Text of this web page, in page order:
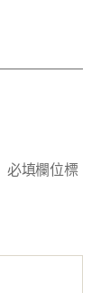
必填欄位標